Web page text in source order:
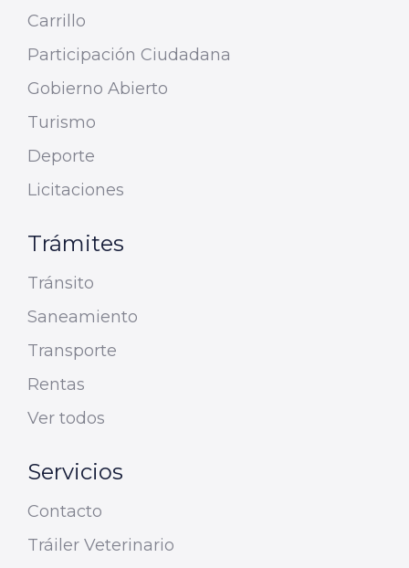
Carrillo
Participación Ciudadana
Gobierno Abierto
Turismo
Deporte
Licitaciones
Trámites
Tránsito
Saneamiento
Transporte
Rentas
Ver todos
Servicios
Contacto
Tráiler Veterinario